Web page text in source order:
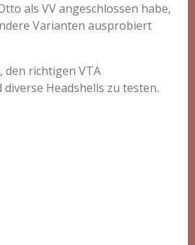
als VV angeschlossen habe,
Varianten ausprobiert
den richtigen VTA
Headshells zu testen.